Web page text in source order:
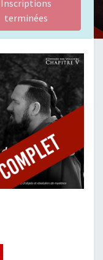
Inscriptions
terminées